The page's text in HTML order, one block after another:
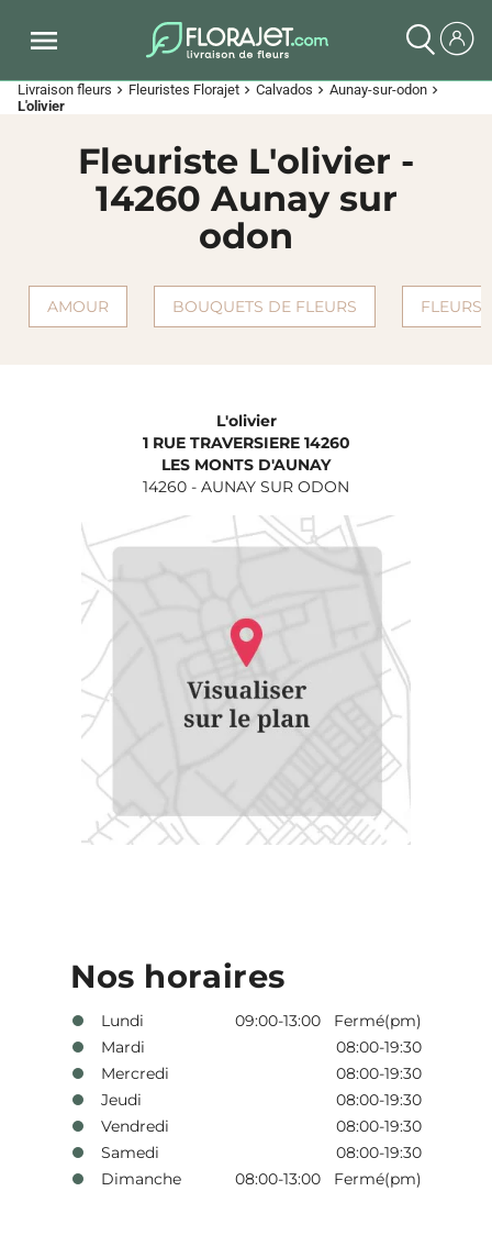
Livraison fleurs chevron_right Fleuristes Florajet chevron_right Calvados chevron_right Aunay-sur-odon chevron_right
L'olivier
Fleuriste L'olivier -
14260 Aunay sur
odon
AMOUR BOUQUETS DE FLEURS FLEURS
L'olivier
1 RUE TRAVERSIERE 14260
LES MONTS D'AUNAY
14260 - AUNAY SUR ODON
Nos horaires
Lundi
09:00-13:00 Fermé(pm)
Mardi
08:00-19:30
Mercredi
08:00-19:30
Jeudi
08:00-19:30
Vendredi
08:00-19:30
Samedi
08:00-19:30
Dimanche
08:00-13:00 Fermé(pm)